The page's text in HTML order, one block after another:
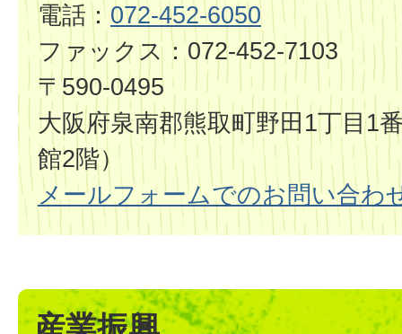
電話： 072-452-6050
ファックス：072-452-7103
〒590-0495
大阪府泉南郡熊取町野田1丁目1
館2階）
メールフォームでのお問い合わ